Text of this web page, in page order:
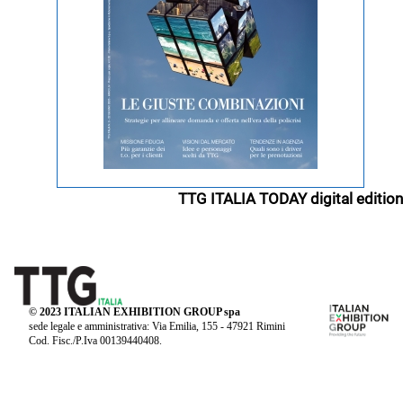
TTG ITALIA TODAY digital edition
© 2023 ITALIAN EXHIBITION GROUP spa
sede legale e amministrativa: Via Emilia, 155 - 47921 Rimini
Cod. Fisc./P.Iva 00139440408.